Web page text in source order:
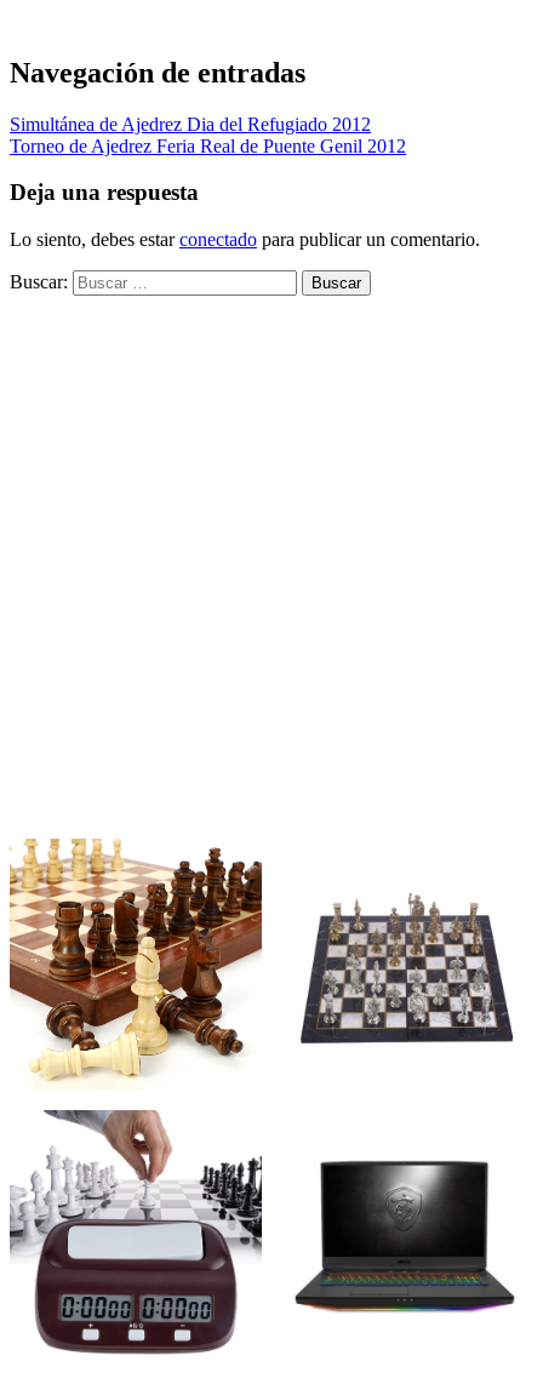
Navegación de entradas
Simultánea de Ajedrez Dia del Refugiado 2012
Torneo de Ajedrez Feria Real de Puente Genil 2012
Deja una respuesta
Lo siento, debes estarconectado para publicar un comentario.
Buscar: